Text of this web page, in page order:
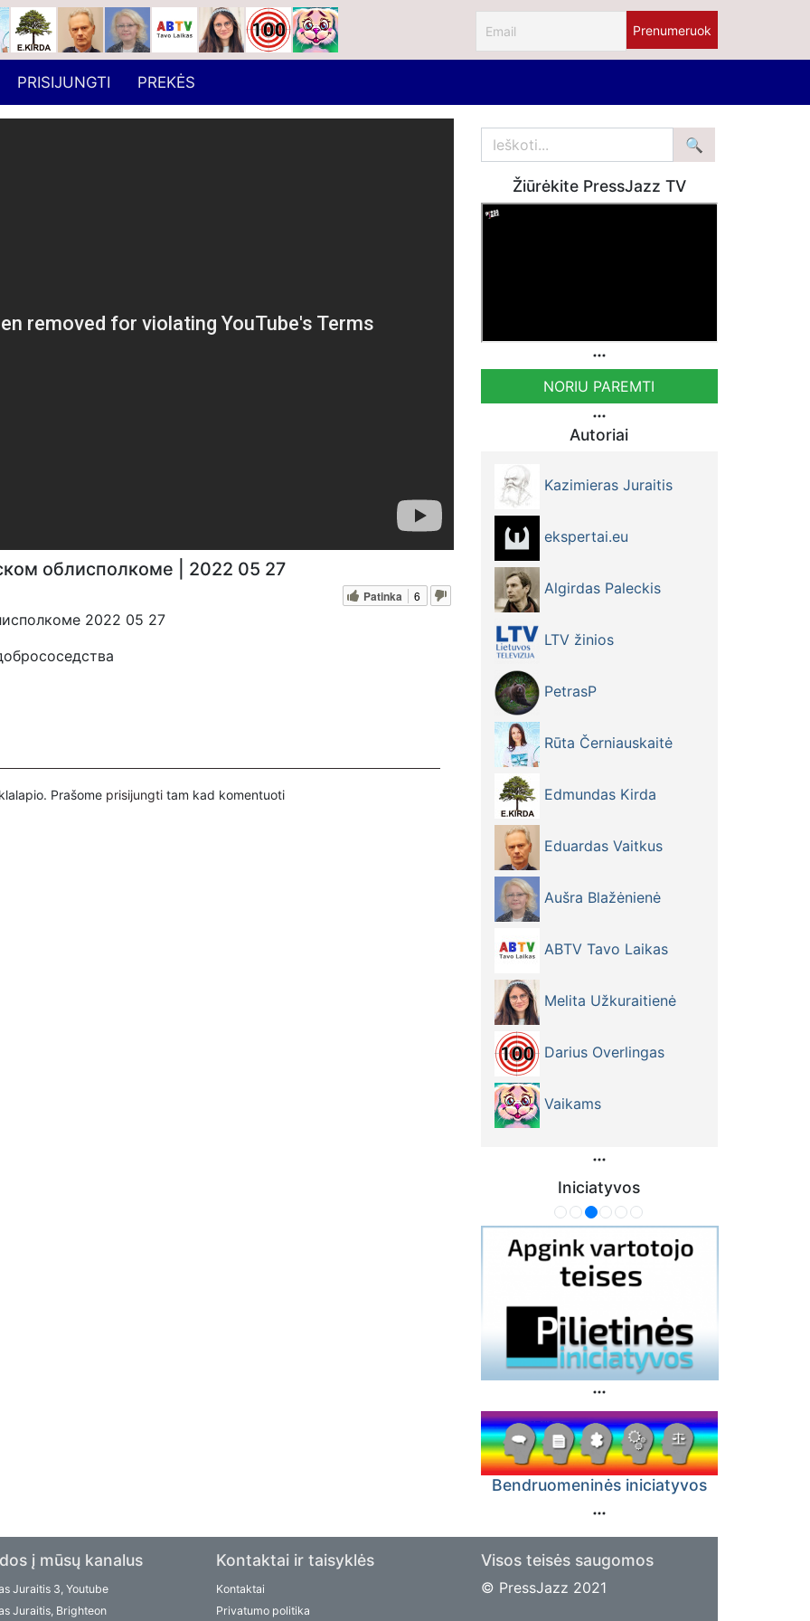
PRISIJUNGTI PREKĖS
облисполкоме | 2022 05 27
Patinka 6
2022 05 27
kviečiame paremti: Patreon platfomoje
per PayPal paypal.me/PressJazzTV; Bankiniu pavedimu -
nurodant ''Auka''
Prašome prisijungti tam kad komentuoti
Žiūrėkite PressJazz TV
NORIU PAREMTI
Autoriai
Kazimieras Juraitis
ekspertai.eu
Algirdas Paleckis
LTV žinios
PetrasP
Rūta Černiauskaitė
Edmundas Kirda
Eduardas Vaitkus
Aušra Blažėnienė
ABTV Tavo Laikas
Melita Užkuraitienė
Darius Overlingas
Vaikams
Iniciatyvos
Bendruomeninės iniciatyvos
į mūsų kanalus
Juraitis 3, Youtube
Juraitis, Brighteon
Kontaktai ir taisyklės
Kontaktai
Privatumo politika
Visos teisės saugomos
© PressJazz 2021